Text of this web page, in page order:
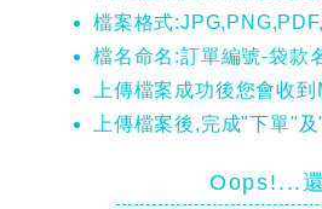
檔案格式
檔名命名:訂單編號-袋款
上傳檔案成功後您會收
上傳檔案後,完成"下單"
Oops!...